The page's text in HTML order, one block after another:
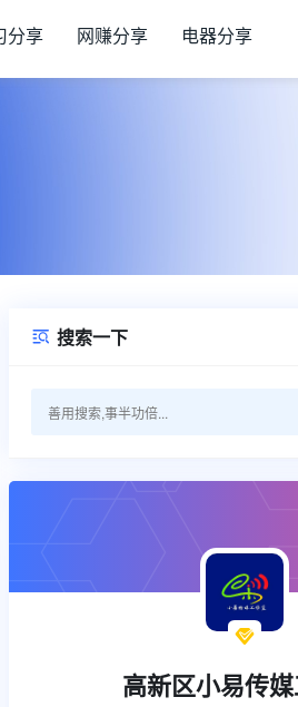
分享 网赚分享 电器分享
 搜索一下

高新区小易传